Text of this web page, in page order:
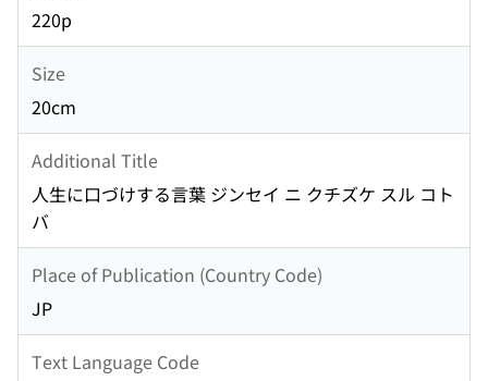
220p
Size
20cm
Additional Title
人生に口づけする言葉 ジンセイ ニ クチズケ スル コト
バ
Place of Publication (Country Code)
JP
Text Language Code